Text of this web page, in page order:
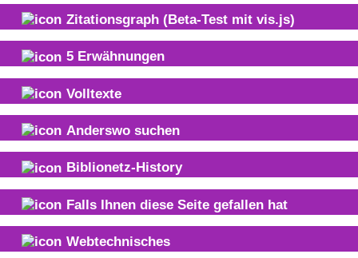
Zitationsgraph (Beta-Test mit vis.js)
5 Erwähnungen
Volltexte
Anderswo suchen
Biblionetz-History
Falls Ihnen diese Seite gefallen hat
Webtechnisches